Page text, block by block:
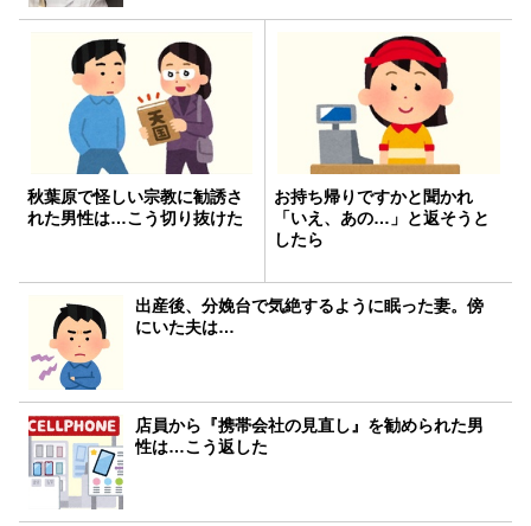
秋葉原で怪しい宗教に勧誘さ
れた男性は…こう切り抜けた
お持ち帰りですかと聞かれ
「いえ、あの…」と返そうと
したら
出産後、分娩台で気絶するように眠った妻。傍
にいた夫は…
店員から『携帯会社の見直し』を勧められた男
性は…こう返した